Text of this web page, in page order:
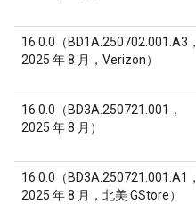
16.0.0（BD1A.250702.001.A3，
2025 年 8 月，Verizon）
16.0.0（BD3A.250721.001，
2025 年 8 月）
16.0.0（BD3A.250721.001.A1，
2025 年 8 月，北美 GStore）